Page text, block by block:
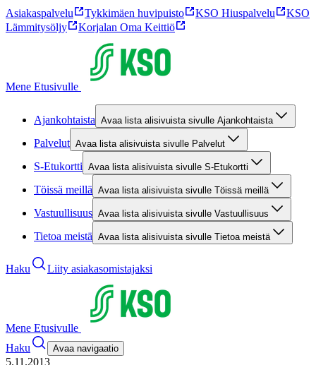
Asiakaspalvelu Tykkimäen huvipuisto KSO Hiuspalvelu
KSO
Lämmitysöljy
Korjalan Oma Keittiö
Mene Etusivulle
Ajankohtaista Avaa lista alisivuista sivulle Ajankohtaista
Palvelut Avaa lista alisivuista sivulle Palvelut
S-Etukortti Avaa lista alisivuista sivulle S-Etukortti
Töissä meillä Avaa lista alisivuista sivulle Töissä meillä
Vastuullisuus Avaa lista alisivuista sivulle Vastuullisuus
Tietoa meistä Avaa lista alisivuista sivulle Tietoa meistä
Haku Liity asiakasomistajaksi
Mene Etusivulle
Haku
Avaa navigaatio
5.11.2013